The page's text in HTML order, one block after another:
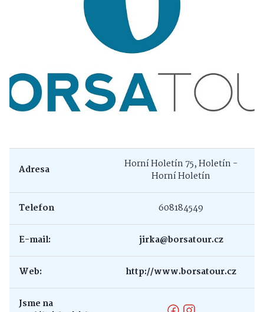
Adresa
Horní Holetín 75, Holetín -
Horní Holetín
Telefon 608184549
E-mail: jirka@borsatour.cz
Web: http://www.borsatour.cz
Jsme na